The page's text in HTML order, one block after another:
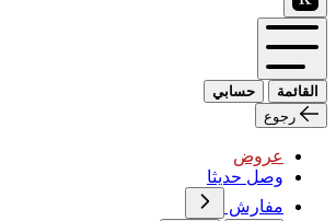
القائمة
حسابي
رجوع
عروض
وصل حديثا
مفارش